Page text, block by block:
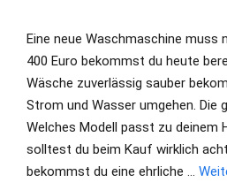
Eine neue Waschmaschine muss
400 Euro bekommst du heute
Wäsche zuverlässig sauber
Strom und Wasser umgehen. Die
Welches Modell passt zu deinem
solltest du beim Kauf wirklich
bekommst du eine ehrliche …